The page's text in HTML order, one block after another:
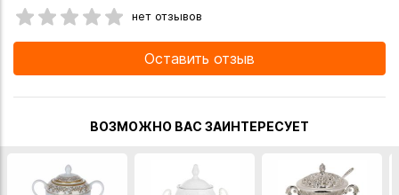
нет отзывов
Оставить отзыв
ВОЗМОЖНО ВАС ЗАИНТЕРЕСУЕТ